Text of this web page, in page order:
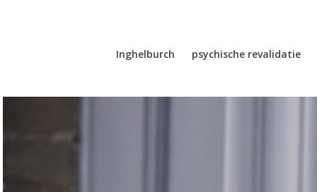
Inghelburch psychische revalidatie